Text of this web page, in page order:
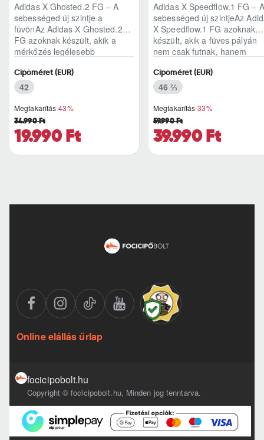
Adidas X Ghosted.2 FG – A
sebességed új szintje a
füvönAz Adidas X Ghosted.2
FG azoknak készült, akik a
mérkőzés legélesebb
Megtakarítás-43%
19.990 Ft
34.990 Ft
Cipőméret (EUR)
42
Adidas X Speedflow.1 FG – A
sebességed új szintjeAz
X Speedflow.1 FG azoknak
készült, akik a füves pályán
nem csak futnak, hanem
Megtakarítás-33%
39.990 Ft
59.990 Ft
Cipőméret (EUR)
46 ⅔
Online elállás űrlap
focicipobolt.hu
Copyright © focicipobolt.hu, Minden jog fenntarva.